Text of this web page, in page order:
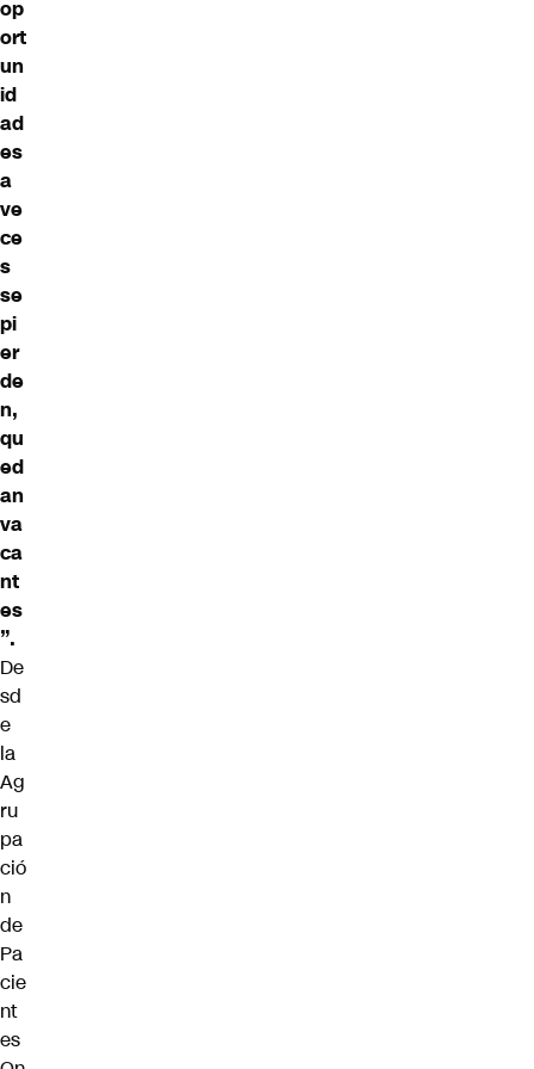
op
ort
un
id
ad
es
a
ve
ce
s
se
pi
er
de
n,
qu
ed
an
va
ca
nt
es
”.
De
sd
e
la
Ag
ru
pa
ció
n
de
Pa
cie
nt
es